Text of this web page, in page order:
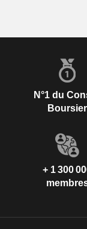
N°1 du
Boursier
+ 1 300